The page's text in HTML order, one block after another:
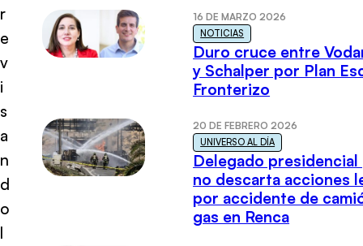
r
e
v
i
s
a
n
d
o
l
16 DE MARZO 2026
NOTICIAS
Duro cruce entre
y Schalper por Plan
Fronterizo
20 DE FEBRERO 2026
UNIVERSO AL DÍA
Delegado presidencial
no descarta acciones
por accidente de
gas en Renca